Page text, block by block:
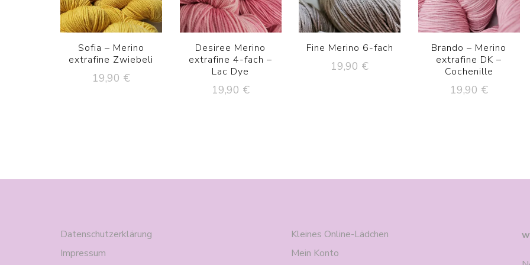
Sofia – Merino
extrafine Zwiebeli
19,90 €
Desiree Merino
extrafine 4-fach –
Lac Dye
19,90 €
Fine Merino 6-fach
19,90 €
Brando – Merino
extrafine DK –
Cochenille
19,90 €
Datenschutzerklärung
Impressum
Kleines Online-Lädchen
Mein Konto